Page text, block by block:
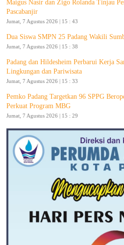
Maigus Nasir dan Zigo Rolanda Tinjau
Pascabanjir
Jumat, 7 Agustus 2026 | 15 : 43
Dua Siswa SMPN 25 Padang Wakili
Jumat, 7 Agustus 2026 | 15 : 38
Padang dan Hildesheim Perbarui Kerja
Lingkungan dan Pariwisata
Jumat, 7 Agustus 2026 | 15 : 33
Pemko Padang Targetkan 96 SPPG
Perkuat Program MBG
Jumat, 7 Agustus 2026 | 15 : 29